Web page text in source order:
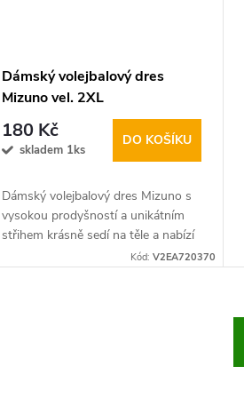
Dámský volejbalový dres
Mizuno vel. 2XL
180 Kč
skladem 1ks
DO KOŠÍKU
Dámský volejbalový dres Mizuno s
vysokou prodyšností a unikátním
střihem krásně sedí na těle a nabízí
sportovkyním maximální komfort.
Kód:V2EA720370